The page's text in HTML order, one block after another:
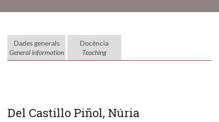
Dades generals
General information
Docència
Teaching
Del Castillo Piñol, Núria